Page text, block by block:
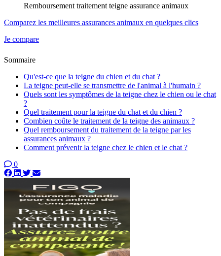
Remboursement traitement teigne assurance animaux
Comparez les meilleures assurances animaux en quelques clics
Je compare
Sommaire
Qu'est-ce que la teigne du chien et du chat ?
La teigne peut-elle se transmettre de l'animal à l'humain ?
Quels sont les symptômes de la teigne chez le chien ou le chat
?
Quel traitement pour la teigne du chat et du chien ?
Combien coûte le traitement de la teigne des animaux ?
Quel remboursement du traitement de la teigne par les
assurances animaux ?
Comment prévenir la teigne chez le chien et le chat ?
0